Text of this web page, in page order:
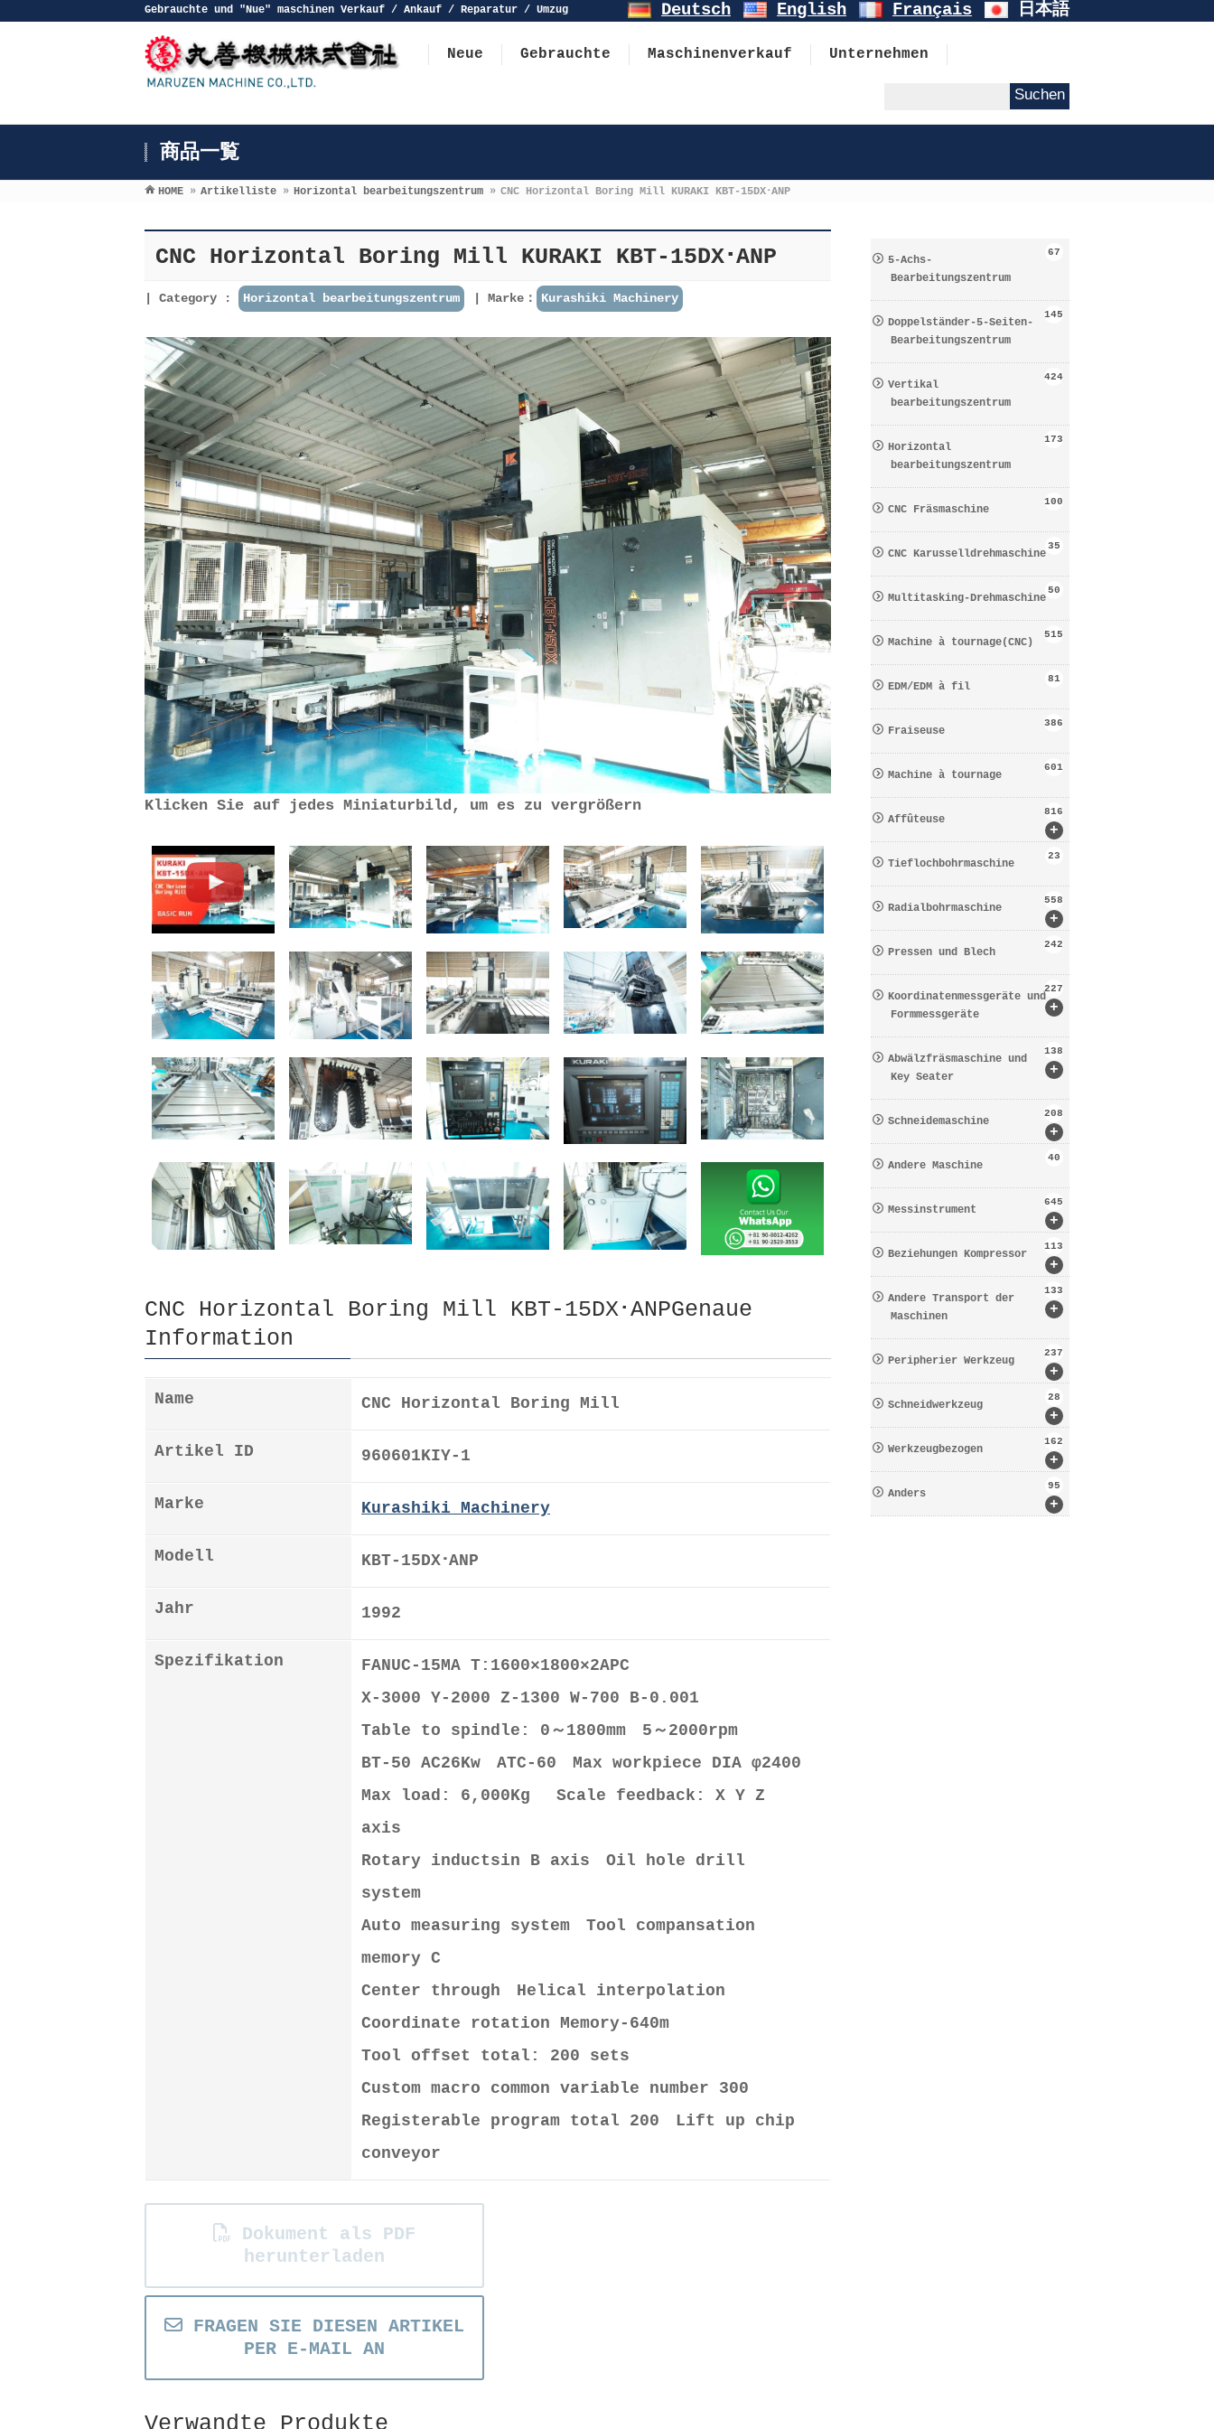
Gebrauchte und ″Nue″ maschinen Verkauf / Ankauf / Reparatur / Umzug Deutsch English Français 日本語
Neue Gebrauchte Maschinenverkauf Unternehmen
商品一覧
HOME » Artikelliste » Horizontal bearbeitungszentrum » CNC Horizontal Boring Mill KURAKI KBT-15DX･ANP
CNC Horizontal Boring Mill KURAKI KBT-15DX･ANP
Category : Horizontal bearbeitungszentrum Marke： Kurashiki Machinery
Klicken Sie auf jedes Miniaturbild, um es zu vergrößern
CNC Horizontal Boring Mill KBT-15DX･ANPGenaue
Information
Name CNC Horizontal Boring Mill
Artikel ID 960601KIY-1
Marke Kurashiki Machinery
Modell KBT-15DX･ANP
Jahr 1992
Spezifikation
FANUC-15MA T:1600×1800×2APC
X-3000 Y-2000 Z-1300 W-700 B-0.001
Table to spindle: 0～1800mm 5～2000rpm
BT-50 AC26Kw ATC-60 Max workpiece DIA φ2400
Max load: 6,000Kg Scale feedback: X Y Z
axis
Rotary inductsin B axis Oil hole drill
system
Auto measuring system Tool compansation
memory C
Center through Helical interpolation
Coordinate rotation Memory-640m
Tool offset total: 200 sets
Custom macro common variable number 300
Registerable program total 200 Lift up chip
conveyor
Dokument als PDF
herunterladen
FRAGEN SIE DIESEN ARTIKEL
PER E-MAIL AN
5-Achs-
Bearbeitungszentrum
67
Doppelständer-5-Seiten-
Bearbeitungszentrum
145
Vertikal
bearbeitungszentrum
424
Horizontal
bearbeitungszentrum
173
CNC Fräsmaschine
100
CNC Karusselldrehmaschine
35
Multitasking-Drehmaschine
50
Machine à tournage(CNC)
515
EDM/EDM à fil
81
Fraiseuse
386
Machine à tournage
601
+
Affûteuse
816
Tieflochbohrmaschine
23
+
Radialbohrmaschine
558
Pressen und Blech
242
+
Koordinatenmessgeräte und
Formmessgeräte
227
+
Abwälzfräsmaschine und
Key Seater
138
+
Schneidemaschine
208
Andere Maschine
40
+
Messinstrument
645
+
Beziehungen Kompressor
113
+
Andere Transport der
Maschinen
133
+
Peripherier Werkzeug
237
+
Schneidwerkzeug
28
+
Werkzeugbezogen
162
+
Anders
95